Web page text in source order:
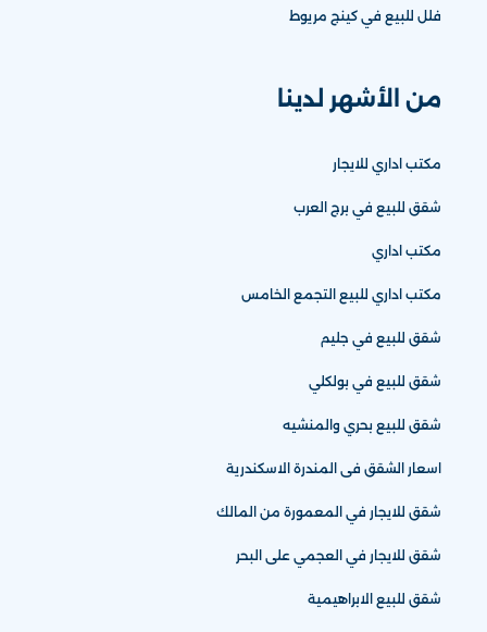
فلل للبيع في كينج مريوط
من الأشهر لدينا
مكتب اداري للايجار
شقق للبيع في برج العرب
مكتب اداري
مكتب اداري للبيع التجمع الخامس
شقق للبيع في جليم
شقق للبيع في بولكلي
شقق للبيع بحري والمنشيه
اسعار الشقق فى المندرة الاسكندرية
شقق للايجار في المعمورة من المالك
شقق للايجار في العجمي على البحر
شقق للبيع الابراهيمية